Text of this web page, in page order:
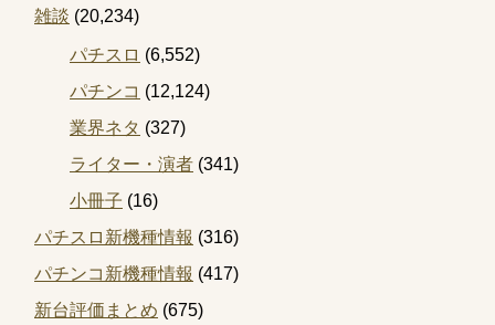
雑談 (20,234)
パチスロ (6,552)
パチンコ (12,124)
業界ネタ (327)
ライター・演者 (341)
小冊子 (16)
パチスロ新機種情報 (316)
パチンコ新機種情報 (417)
新台評価まとめ (675)